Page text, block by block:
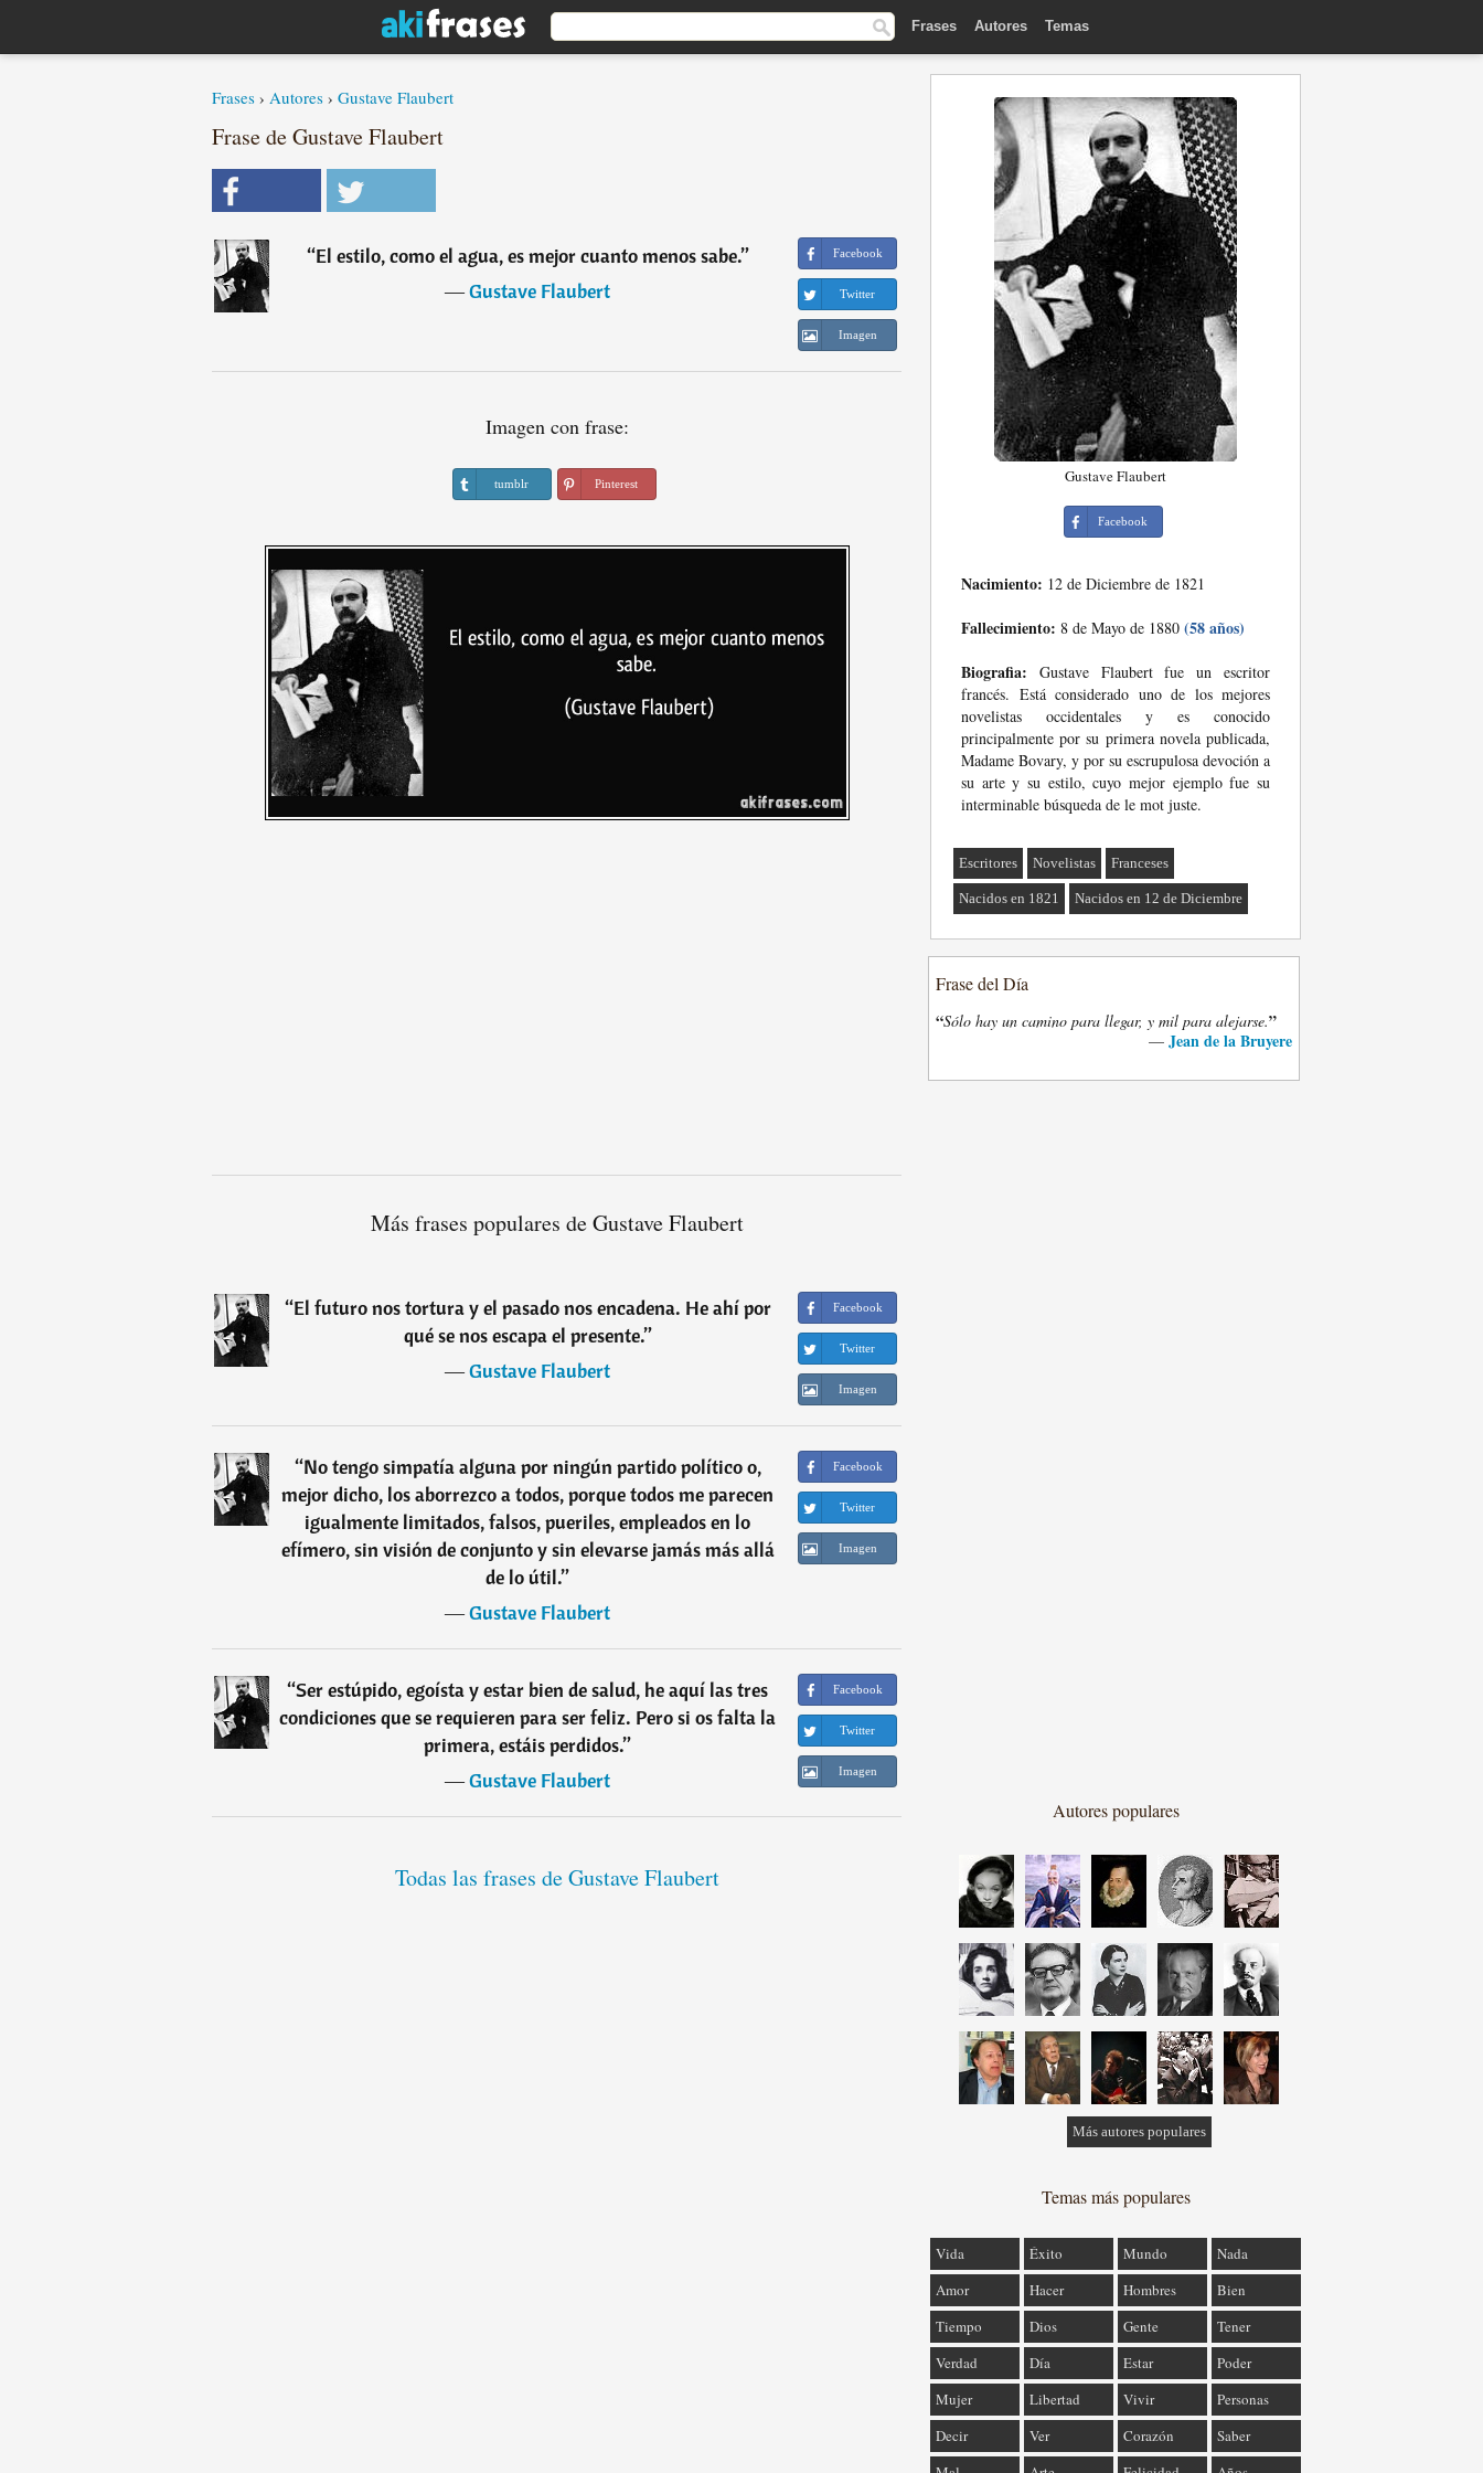
Frases Autores Temas
Frases › Autores › Gustave Flaubert
Frase de Gustave Flaubert
“El estilo, como el agua, es mejor cuanto menos sabe.”
―Gustave Flaubert
Facebook
Twitter
Imagen
Imagen con frase:
tumblr Pinterest
Más frases populares de Gustave Flaubert
“El futuro nos tortura y el pasado nos encadena. He ahí por
qué se nos escapa el presente.”
―Gustave Flaubert
Facebook
Twitter
Imagen
“No tengo simpatía alguna por ningún partido político o,
mejor dicho, los aborrezco a todos, porque todos me parecen
igualmente limitados, falsos, pueriles, empleados en lo
efímero, sin visión de conjunto y sin elevarse jamás más allá
de lo útil.”
―Gustave Flaubert
Facebook
Twitter
Imagen
“Ser estúpido, egoísta y estar bien de salud, he aquí las tres
condiciones que se requieren para ser feliz. Pero si os falta la
primera, estáis perdidos.”
―Gustave Flaubert
Facebook
Twitter
Imagen
Todas las frases de Gustave Flaubert
Gustave Flaubert
Facebook
Nacimiento: 12 de Diciembre de 1821
Fallecimiento: 8 de Mayo de 1880 (58 años)
Biografia: Gustave Flaubert fue un escritor
francés. Está considerado uno de los mejores
novelistas occidentales y es conocido
principalmente por su primera novela publicada,
Madame Bovary, y por su escrupulosa devoción a
su arte y su estilo, cuyo mejor ejemplo fue su
interminable búsqueda de le mot juste.
Escritores Novelistas Franceses
Nacidos en 1821 Nacidos en 12 de Diciembre
Frase del Día
“Sólo hay un camino para llegar, y mil para alejarse.”
— Jean de la Bruyere
Autores populares
Más autores populares
Temas más populares
Vida Éxito Mundo
Nada
Amor
Hacer Hombres
Bien
Tiempo
Dios Gente
Tener
Verdad
Día Estar
Poder
Mujer
Libertad Vivir
Personas
Decir
Ver Corazón
Saber